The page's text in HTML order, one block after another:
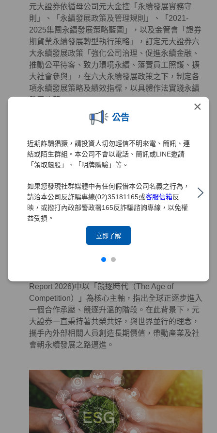
×
公告
近期詐騙猖獗，請投資人切勿輕信不明來電、簡訊、連
結或陌生群組。本公司不會以電話、簡訊或LINE邀請
「領取飆股」、「明牌體驗」等。
如果您發現社群媒體中有任何假借本公司名義之行為，
請洽本公司反詐騙專線(02)35181165或客服信箱反
映，或撥打內政部警政署165反詐騙諮詢專線，以免權
益受損。
立即了解
元大證券依循母公司元大金控「永續發展實務守
則」、「永續發展政策及管理規則」、「2021-
2025集團永續發展策略藍圖」，以及金管會「證券
期貨業永續發展轉型執行策略」，訂定元大證券六
大永續發展政策「強化公司治理、促進永續金融、
推動公平待客、致力環境永續、落實員工照護、擴
大社會參與」，在六大永續發展政策之下，制定各
項永續發展策略及績效指標，以具體作法實踐永續
永續金融 - 掌握先機、創造財富、誠信服務、保障
元大證券致力於提供投資人創新與高品質的金融服
務且從未懈怠，多年來秉持著「掌握先機、創造財
富、誠信服務、保障權益」的經營理念努力，在深
司治理、客戶權益、員工照護、環境永續及社會公
益等領域的正向發展。元大證券同時正視氣候及社
會變遷帶來的風險、機會與挑戰，透過長期規劃並
系統性地投入永續作為於金融商品及服務，以對社
會及環境產生正面影響。
世界經濟論壇（World Economic Forum, WEF）發
Report 2026)中以「競逐時代（The Age of
Competition）」為核心主軸，指出全球正逐步進入
一個合作承壓、競逐升溫的階段。在此背景下，元
大證券一直秉持著共榮共好，與世界並行的理念，
攜手內外部相關人員創造長期價值，帶動產業及社
會朝永續發展之路邁進。